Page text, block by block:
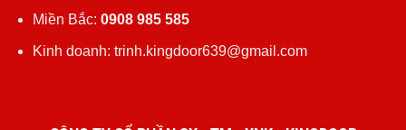
Miền Bắc: 0908 985 585
Kinh doanh: trinh.kingdoor639@gmail.com